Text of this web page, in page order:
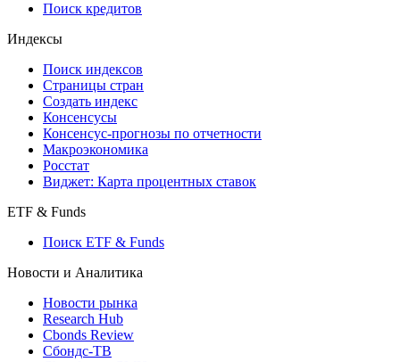
Поиск кредитов
Индексы
Поиск индексов
Страницы стран
Создать индекс
Консенсусы
Консенсус-прогнозы по отчетности
Макроэкономика
Росстат
Виджет: Карта процентных ставок
ETF & Funds
Поиск ETF & Funds
Новости и Аналитика
Новости рынка
Research Hub
Cbonds Review
Сбондс-ТВ